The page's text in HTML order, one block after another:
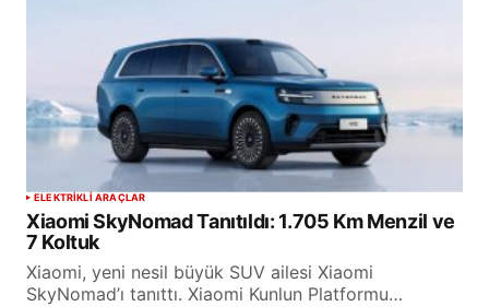
ELEKTRİKLİ ARAÇLAR
Xiaomi SkyNomad Tanıtıldı: 1.705 Km Menzil ve
7 Koltuk
Xiaomi, yeni nesil büyük SUV ailesi Xiaomi
SkyNomad’ı tanıttı. Xiaomi Kunlun Platformu…